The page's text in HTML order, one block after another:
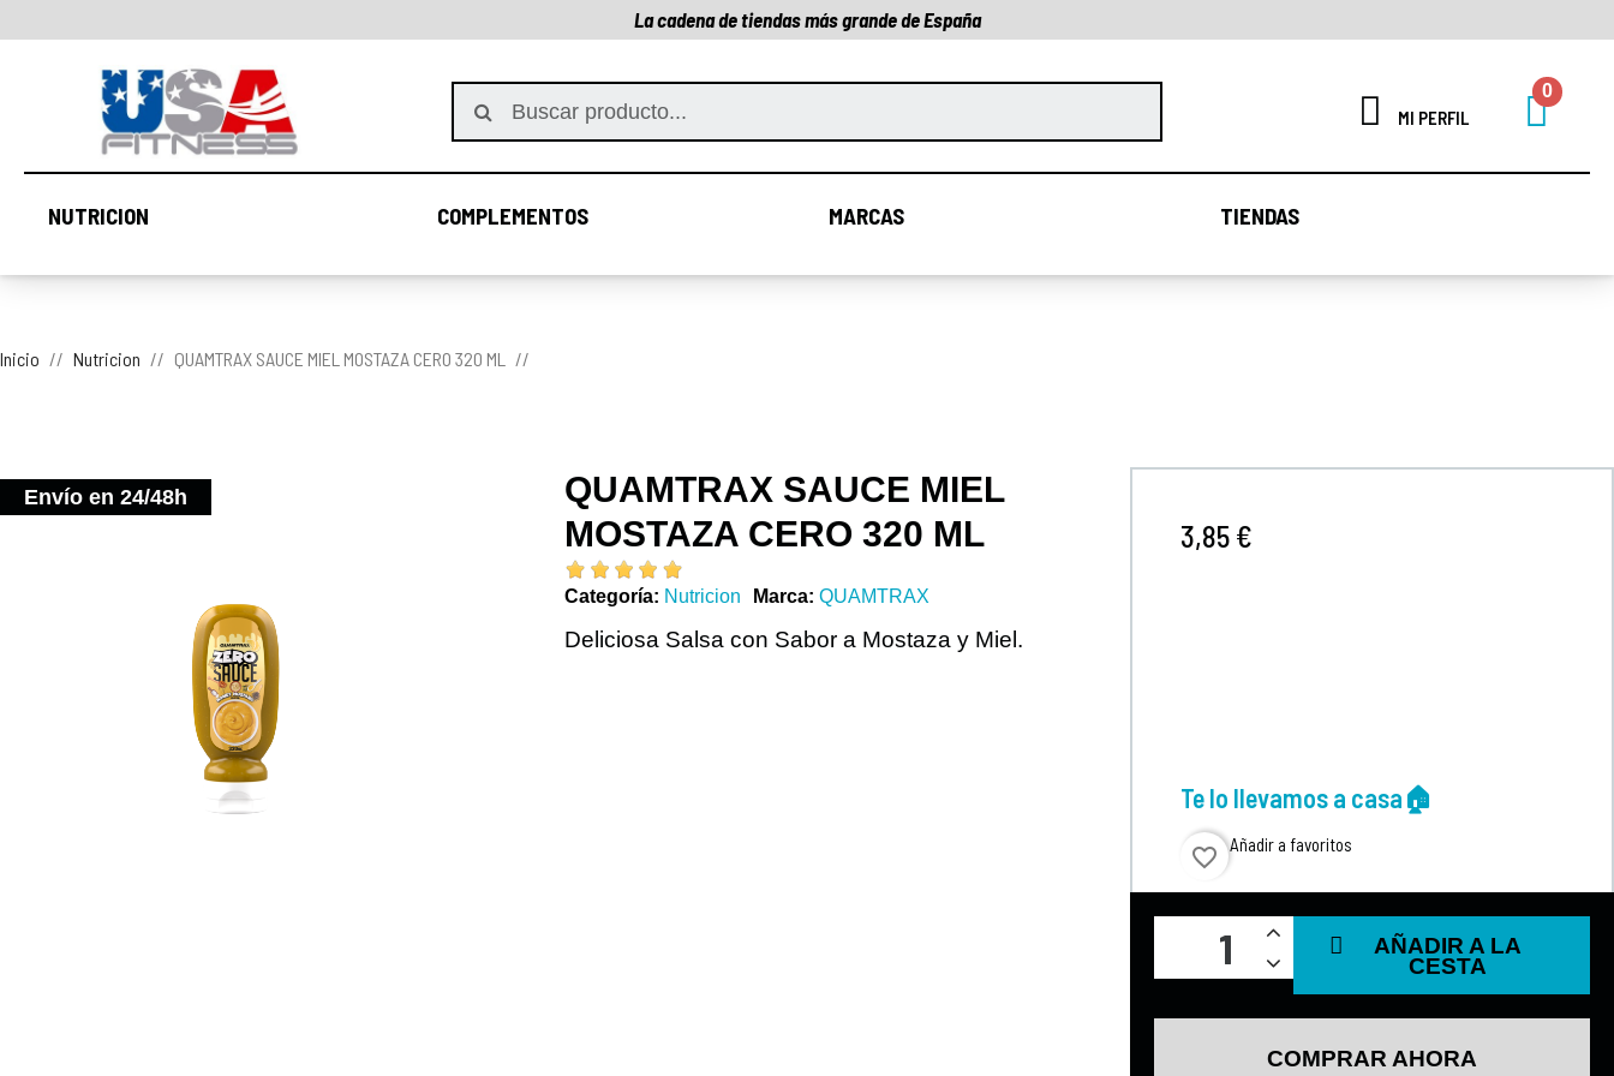
La cadena de tiendas más grande de España
MI PERFIL
NUTRICION COMPLEMENTOS MARCAS TIENDAS
COMPLEMENTOS MARCAS
Inicio Nutricion QUAMTRAX SAUCE MIEL MOSTAZA CERO 320 ML
Envío en 24/48h
QUAMTRAX SAUCE MIEL
MOSTAZA CERO 320 ML
Categoría Nutricion Marca QUAMTRAX
Deliciosa Salsa con Sabor a Mostaza y Miel.
3,85 €
Te lo llevamos a casa🏠
favorite_border Añadir a favoritos
AÑADIR A LA
CESTA
COMPRAR AHORA